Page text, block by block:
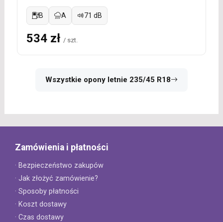
B A 71 dB
534 zł / szt.
Wszystkie opony letnie 235/45 R18
Zamówienia i płatności
· Bezpieczeństwo zakupów
· Jak złożyć zamówienie?
· Sposoby płatności
· Koszt dostawy
· Czas dostawy